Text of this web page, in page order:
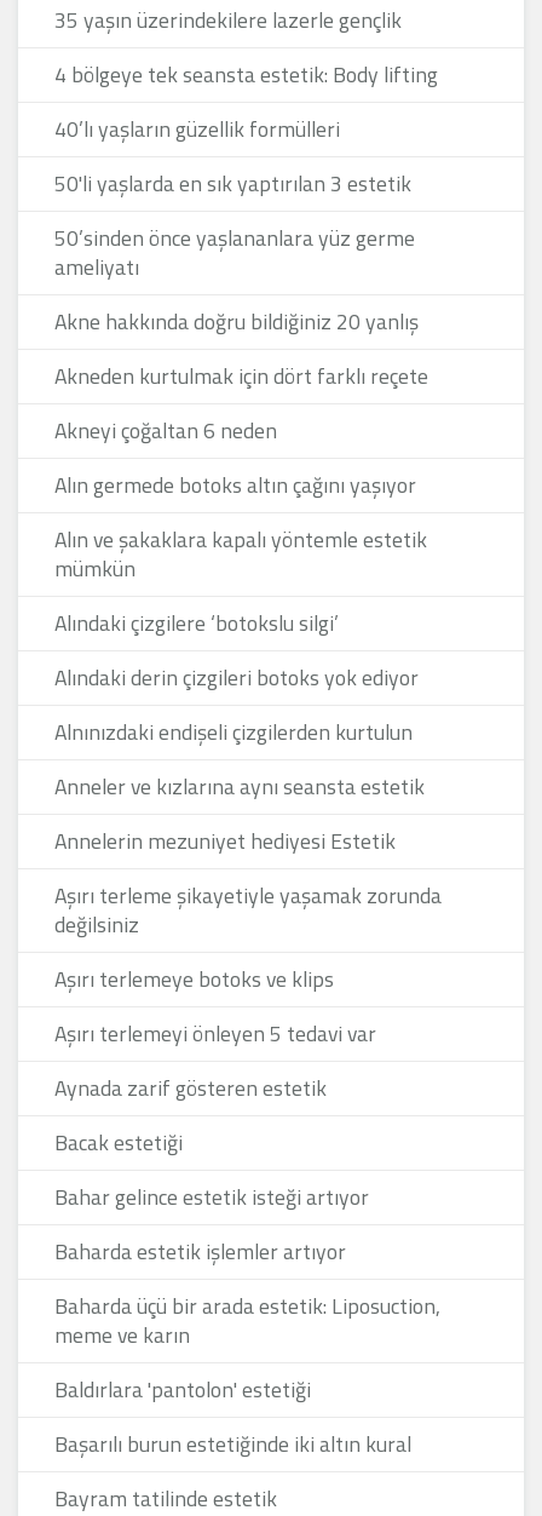
35 yaşın üzerindekilere lazerle gençlik
4 bölgeye tek seansta estetik: Body lifting
40’lı yaşların güzellik formülleri
50'li yaşlarda en sık yaptırılan 3 estetik
50’sinden önce yaşlananlara yüz germe
ameliyatı
Akne hakkında doğru bildiğiniz 20 yanlış
Akneden kurtulmak için dört farklı reçete
Akneyi çoğaltan 6 neden
Alın germede botoks altın çağını yaşıyor
Alın ve şakaklara kapalı yöntemle estetik
mümkün
Alındaki çizgilere ‘botokslu silgi’
Alındaki derin çizgileri botoks yok ediyor
Alnınızdaki endişeli çizgilerden kurtulun
Anneler ve kızlarına aynı seansta estetik
Annelerin mezuniyet hediyesi Estetik
Aşırı terleme şikayetiyle yaşamak zorunda
değilsiniz
Aşırı terlemeye botoks ve klips
Aşırı terlemeyi önleyen 5 tedavi var
Aynada zarif gösteren estetik
Bacak estetiği
Bahar gelince estetik isteği artıyor
Baharda estetik işlemler artıyor
Baharda üçü bir arada estetik: Liposuction,
meme ve karın
Baldırlara 'pantolon' estetiği
Başarılı burun estetiğinde iki altın kural
Bayram tatilinde estetik